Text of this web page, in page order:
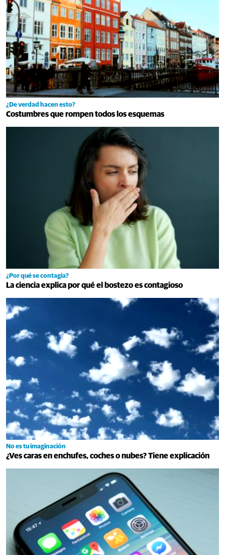
¿De verdad hacen esto?
Costumbres que rompen todos los esquemas
¿Por qué se contagia?
La ciencia explica por qué el bostezo es contagioso
No es tu imaginación
¿Ves caras en enchufes, coches o nubes? Tiene explicación